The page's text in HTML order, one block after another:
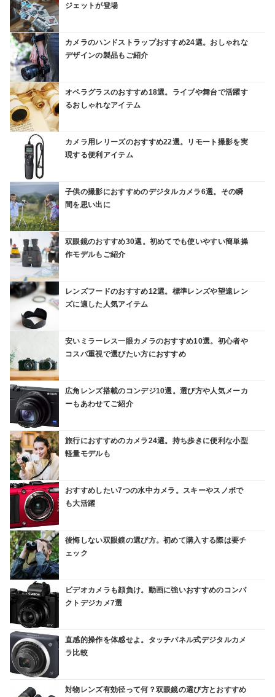
ジェットが登場
カメラのハンドストラップおすすめ24選。おしゃれな
デザインの製品もご紹介
オペラグラスのおすすめ18選。ライブや舞台で活躍す
るおしゃれなアイテム
カメラ用レリーズのおすすめ22選。リモート撮影を実
現する便利アイテム
子供の撮影におすすめのデジタルカメラ6選。その瞬
間を思い出に
双眼鏡のおすすめ30選。初めてでも使いやすい簡単操
作モデルもご紹介
レンズフードのおすすめ12選。標準レンズや望遠レン
ズに適した人気アイテム
安いミラーレス一眼カメラのおすすめ10選。初心者や
コスパ重視で選びたい方におすすめ
広角レンズ搭載のコンデジ10選。選び方や人気メーカ
ーもあわせてご紹介
旅行におすすめのカメラ24選。持ち歩きに便利な小型
軽量モデルも
おすすめしたい7つの水中カメラ。スキーやスノボで
も大活躍
後悔しない双眼鏡の選び方。初めて購入する際は要チ
ェック
ビデオカメラも顔負け。動画に強いおすすめのコンパ
クトデジカメ7選
直感的操作を体感せよ。タッチパネル式デジタルカメ
ラ比較
対物レンズ有効径って何？双眼鏡の選び方とおすすめ